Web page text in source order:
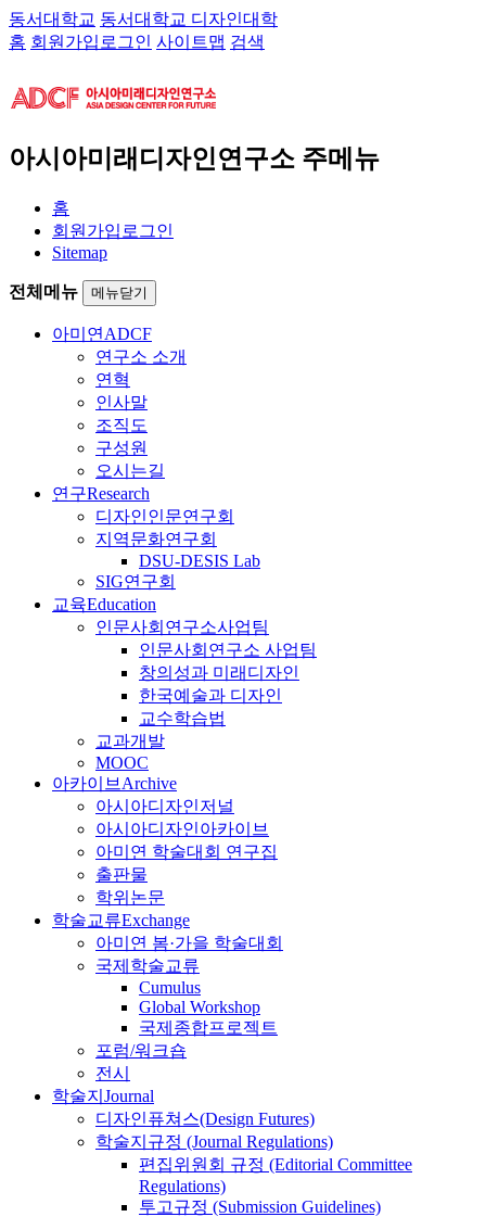
동서대학교 동서대학교 디자인대학
홈 회원가입 로그인 사이트맵 검색
아시아미래디자인연구소 주메뉴
홈
회원가입 로그인
Sitemap
전체메뉴 메뉴닫기
아미연 ADCF
연구소 소개
연혁
인사말
조직도
구성원
오시는길
연구Research
디자인인문연구회
지역문화연구회
DSU-DESIS Lab
SIG연구회
교육Education
인문사회연구소사업팀
인문사회연구소 사업팀
창의성과 미래디자인
한국예술과 디자인
교수학습법
교과개발
MOOC
아카이브 Archive
아시아디자인저널
아시아디자인아카이브
아미연 학술대회 연구집
출판물
학위논문
학술교류Exchange
아미연 봄·가을 학술대회
국제학술교류
Cumulus
Global Workshop
국제종합프로젝트
포럼/워크숍
전시
학술지 Journal
디자인퓨쳐스(Design Futures)
학술지규정 (Journal Regulations)
편집위원회 규정 (Editorial Committee
Regulations)
투고규정 (Submission Guidelines)